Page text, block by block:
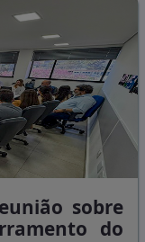
sobre
do